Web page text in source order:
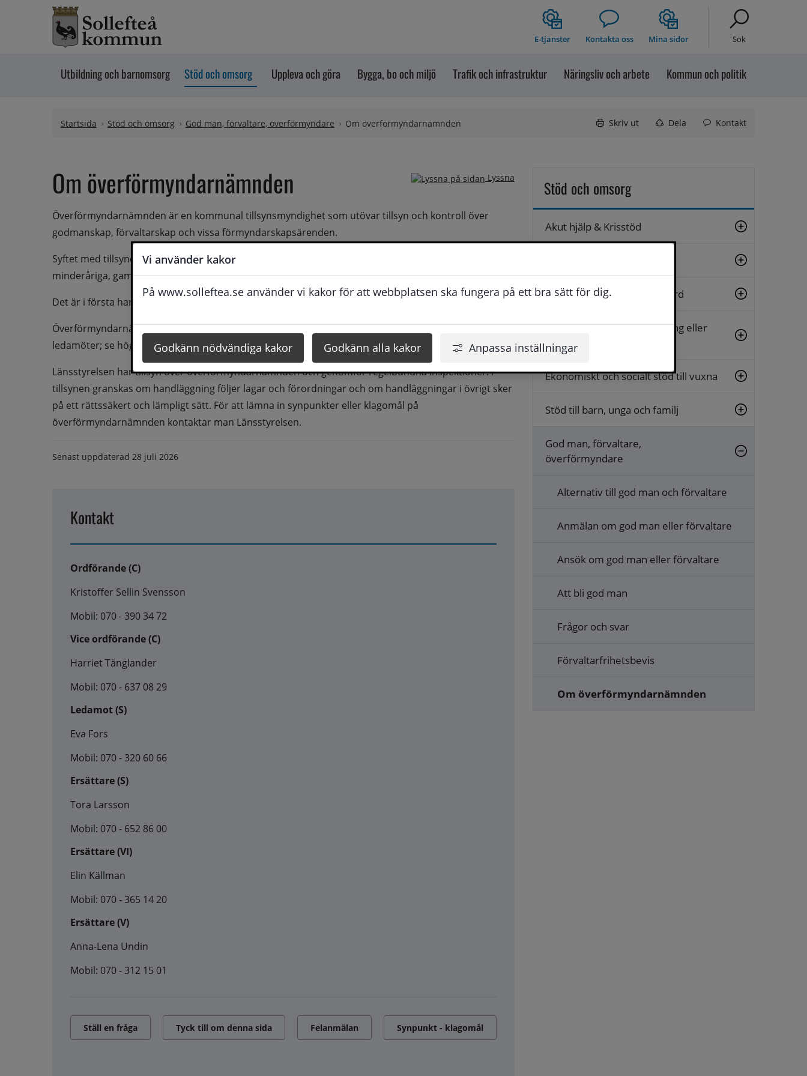
Vi använder kakor
På www.solleftea.se använder vi kakor för att webbplatsen ska fungera på ett bra sätt för dig.
Godkänn nödvändiga kakor Godkänn alla kakor Anpassa inställningar
Hoppa till innehåll
E-tjänster Kontakta oss Mina sidor Sök
Utbildning och barnomsorg Stöd och omsorg Uppleva och göra Bygga, bo och miljö Trafik och infrastruktur Näringsliv och arbete Kommun och politik
Startsida Stöd och omsorg God man, förvaltare, överförmyndare Om överförmyndarnämnden Skriv ut Dela Kontakt
Lyssna
Om överförmyndarnämnden
Överförmyndarnämnden är en kommunal tillsynsmyndighet som utövar tillsyn och kontroll över
godmanskap, förvaltarskap och vissa förmyndarskapsärenden.
Syftet med tillsynen är att värna om personer som inte själva kan tillvarata sina intressen, till exempel
minderåriga, gamla, sjuka eller funktionshindrade.
Det är i första hand lagarna i föräldrabalken som ligger till grund för verksamheten.
Överförmyndarnämndens ordförande: Kristoffer Sellin Svensson. För kontaktuppgifter till nämndens
ledamöter; se högerspalten.
Länsstyrelsen har tillsyn över överförmyndarnämnden och genomför regelbundna inspektioner. I
tillsynen granskas om handläggning följer lagar och förordningar och om handläggningar i övrigt sker
på ett rättssäkert och lämpligt sätt. För att lämna in synpunkter eller klagomål på
överförmyndarnämnden kontaktar man Länsstyrelsen.
Senast uppdaterad 28 juli 2026
Kontakt
Ordförande (C)
Kristoffer Sellin Svensson
Mobil: 070 - 390 34 72
Vice ordförande (C)
Harriet Tänglander
Mobil: 070 - 637 08 29
Ledamot (S)
Eva Fors
Mobil: 070 - 320 60 66
Ersättare (S)
Tora Larsson
Mobil: 070 - 652 86 00
Ersättare (VI)
Elin Källman
Mobil: 070 - 365 14 20
Ersättare (V)
Anna-Lena Undin
Mobil: 070 - 312 15 01
Ställ en fråga Tyck till om denna sida Felanmälan Synpunkt - klagomål
Stöd och omsorg
Akut hjälp & Krisstöd
Stöd inom hälso- och sjukvård
Stöd vid funktionsnedsättning eller
psykisk ohälsa
Ekonomiskt och socialt stöd till vuxna
Stöd till barn, unga och familj
God man, förvaltare,
överförmyndare
Alternativ till god man och förvaltare
Anmälan om god man eller förvaltare
Ansök om god man eller förvaltare
Att bli god man
Frågor och svar
Förvaltarfrihetsbevis
Om överförmyndarnämnden